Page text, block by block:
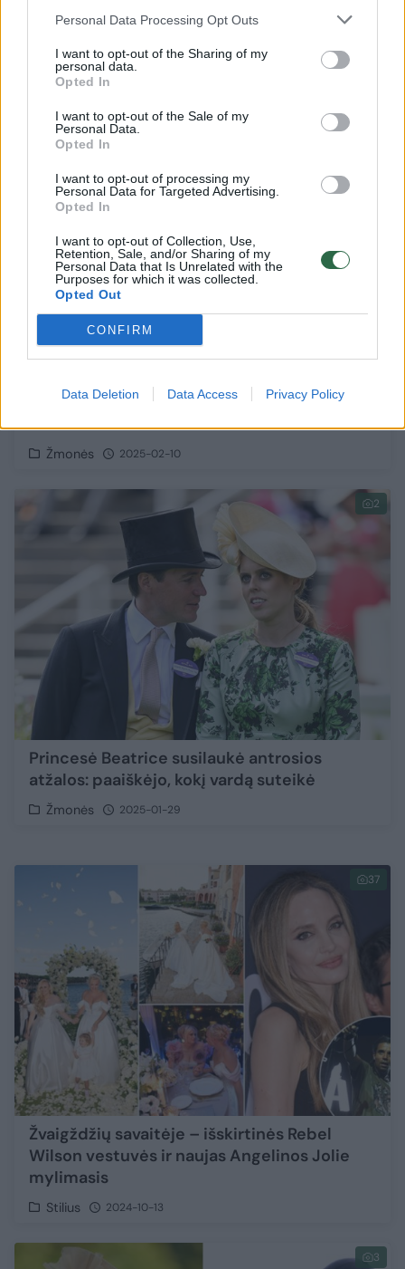
Personal Data Processing Opt Outs
I want to opt-out of the Sharing of my
personal data.
Opted In
I want to opt-out of the Sale of my
Personal Data.
Opted In
I want to opt-out of processing my
Personal Data for Targeted Advertising.
Opted In
I want to opt-out of Collection, Use,
Retention, Sale, and/or Sharing of my
Personal Data that Is Unrelated with the
Purposes for which it was collected.
Opted Out
CONFIRM
Data Deletion Data Access Privacy Policy
Beatrice žingsnis
Žmonės 2025-11-23
princesė Beatrice ir M. Jaggerio mylimosios
M. Faithfull mirtis
Žmonės 2025-02-10
2
Princesė Beatrice susilaukė antrosios
atžalos: paaiškėjo, kokį vardą suteikė
Žmonės 2025-01-29
37
Žvaigždžių savaitėje – išskirtinės Rebel
Wilson vestuvės ir naujas Angelinos Jolie
mylimasis
Stilius 2024-10-13
3